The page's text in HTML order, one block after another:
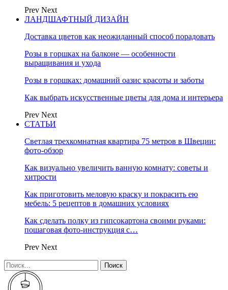
Prev Next
ЛАНДШАФТНЫЙ ДИЗАЙН
Доставка цветов как неожиданный способ порадовать
Розы в горшках на балконе — особенности
выращивания и ухода
Розы в горшках: домашний оазис красоты и заботы
Как выбрать искусственные цветы для дома и интерьера
Prev Next
СТАТЬИ
Светлая трехкомнатная квартира 75 метров в Швеции:
фото-обзор
Как визуально увеличить ванную комнату: советы и
хитрости
Как приготовить меловую краску и покрасить ею
мебель: 5 рецептов в домашних условиях
Как сделать полку из гипсокартона своими руками:
пошаговая фото-инструкция с…
Prev Next